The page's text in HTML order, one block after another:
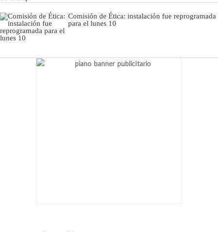
Comisión de Ética: instalación fue reprogramada
para el lunes 10